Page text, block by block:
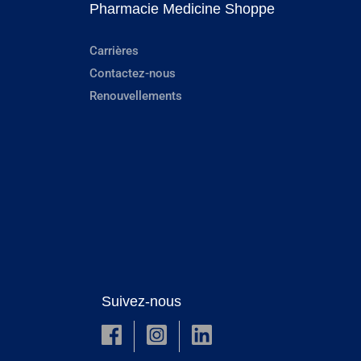
Pharmacie Medicine Shoppe
Carrières
Contactez-nous
Renouvellements
Suivez-nous